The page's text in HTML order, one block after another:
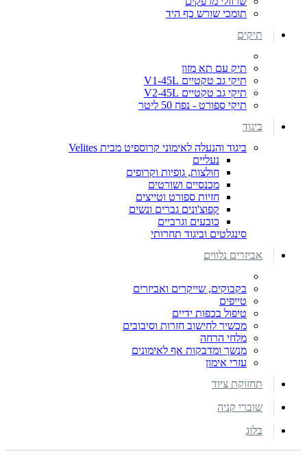
תומכי שורש כף היד
תיקים
תיק עם תא מזון
תיקי גב טקטיים V1-45L
תיקי גב טקטיים V2-45L
תיקי ספורט - נפח 50 ליטר
ביגוד
ביגוד והנעלה לאימוני קרוספיט מבית Velites
נעליים
חולצות, גופיות וקרופים
מכנסיים ושורטים
חזיות ספורט וטייצים
קפוצ'ונים גברים ונשים
כובעים וגרביים
סינגלטים וביגוד תחרותי
אביזרים נלווים
בקבוקים, שייקרים ואביזרים
טייפים
טיפול בכפות ידיים
מכשיר לחישוב חזרות וסיבובים
מלחי הרחה
מנשך ומדבקות אף לאימונים
עזרי אימון
תחזוקת ציוד
שוברי קניה
בלוג